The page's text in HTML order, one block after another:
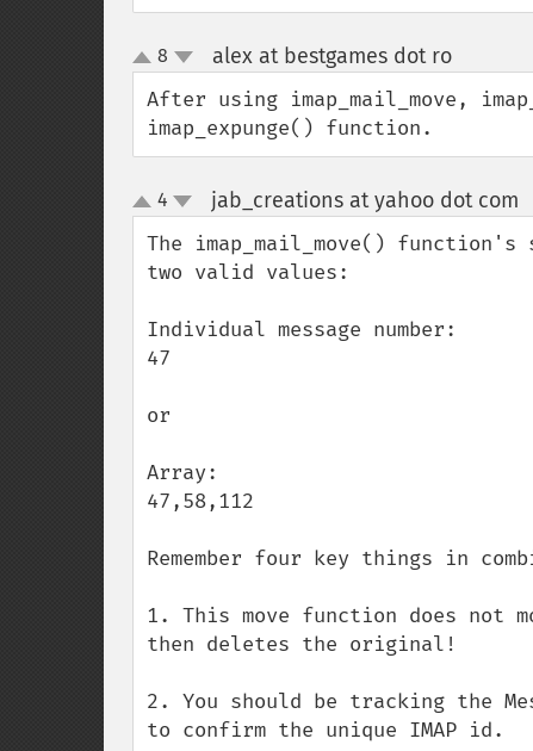
up
down
8 alex at bestgames dot ro¶
After using imap_mail_move,
imap_expunge() function.
up
down
4 jab_creations at yahoo dot com
The imap_mail_move() function's
two valid values:
Individual message number:
47
or
Array:
47,58,112
Remember four key things in
1. This move function does not
then deletes the original!
2. You should be tracking the
to confirm the unique IMAP id.